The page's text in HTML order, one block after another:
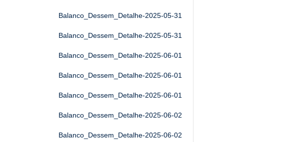
Balanco_Dessem_Detalhe-2025-05-31
Balanco_Dessem_Detalhe-2025-05-31
Balanco_Dessem_Detalhe-2025-06-01
Balanco_Dessem_Detalhe-2025-06-01
Balanco_Dessem_Detalhe-2025-06-01
Balanco_Dessem_Detalhe-2025-06-02
Balanco_Dessem_Detalhe-2025-06-02